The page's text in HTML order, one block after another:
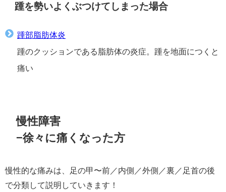
踵を勢いよくぶつけてしまった場合
踵部脂肪体炎
踵のクッションである脂肪体の炎症。踵を地面につくと
痛い
慢性障害
−徐々に痛くなった方
慢性的な痛みは、足の甲〜前／内側／外側／裏／足首の後
で分類して説明していきます！